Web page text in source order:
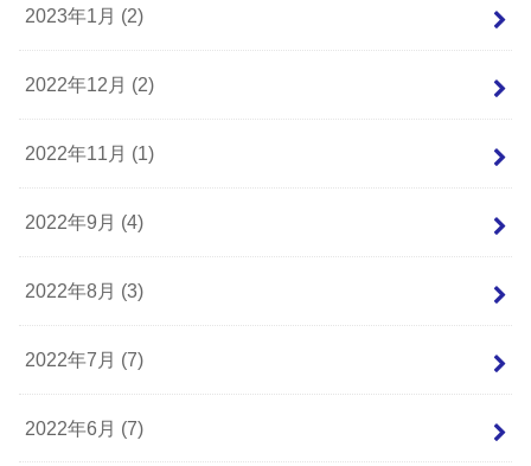
2023年1月 (2)
2022年12月 (2)
2022年11月 (1)
2022年9月 (4)
2022年8月 (3)
2022年7月 (7)
2022年6月 (7)